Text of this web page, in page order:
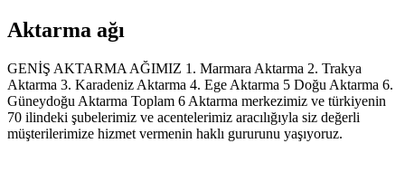
Aktarma ağı
GENİŞ AKTARMA AĞIMIZ 1. Marmara Aktarma 2. Trakya
Aktarma 3. Karadeniz Aktarma 4. Ege Aktarma 5 Doğu Aktarma 6.
Güneydoğu Aktarma Toplam 6 Aktarma merkezimiz ve türkiyenin
70 ilindeki şubelerimiz ve acentelerimiz aracılığıyla siz değerli
müşterilerimize hizmet vermenin haklı gururunu yaşıyoruz.